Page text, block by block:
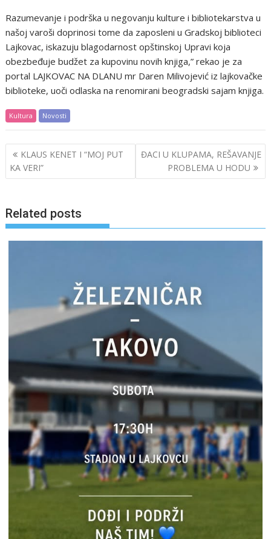
Razumevanje i podrška u negovanju kulture i bibliotekarstva u
našoj varoši doprinosi tome da zaposleni u Gradskoj biblioteci
Lajkovac, iskazuju blagodarnost opštinskoj Upravi koja
obezbeđuje budžet za kupovinu novih knjiga,” rekao je za
portal LAJKOVAC NA DLANU mr Daren Milivojević iz lajkovačke
biblioteke, uoči odlaska na renomirani beogradski sajam knjiga.
Kultura Novosti
Post
navigation
KLAUS KENET I “MOJ PUT
KA VERI”
ĐACI U KLUPAMA, REŠAVANJE
PROBLEMA U HODU
Related posts